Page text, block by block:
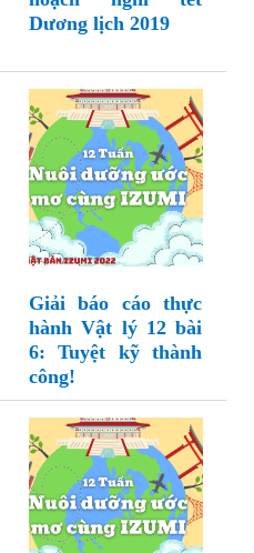
Dương lịch 2019
Giải báo cáo thực
hành Vật lý 12 bài
6: Tuyệt kỹ thành
công!